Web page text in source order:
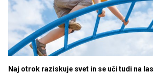
Naj otrok raziskuje svet in se uči tudi na